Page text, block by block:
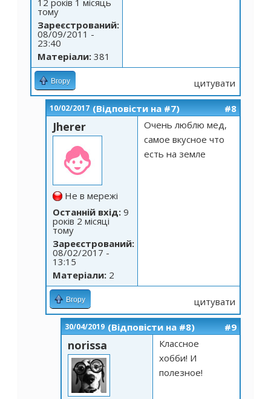
12 років 1 місяць
тому
Зареєстрований:
08/09/2011 -
23:40
Матеріали: 381
Вгору цитувати
10/02/2017 (Відповісти на #7) #8
Jherer
Не в мережі
Останній вхід: 9
років 2 місяці
тому
Зареєстрований:
08/02/2017 -
13:15
Матеріали: 2
Очень люблю мед,
самое вкусное что
есть на земле
Вгору цитувати
30/04/2019 (Відповісти на #8) #9
norissa
Классное
хобби! И
полезное!